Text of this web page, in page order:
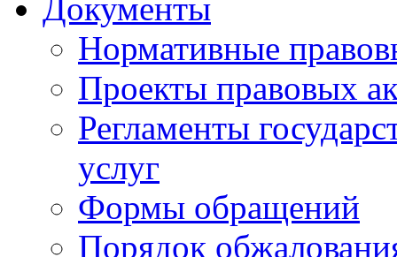
Документы
Нормативные
Проекты правовых
Регламенты
услуг
Формы обращений
Порядок